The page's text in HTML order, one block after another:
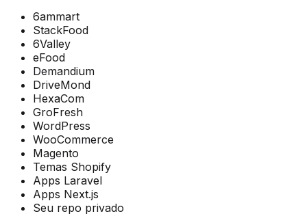
6ammart
StackFood
6Valley
eFood
Demandium
DriveMond
HexaCom
GroFresh
WordPress
WooCommerce
Magento
Temas Shopify
Apps Laravel
Apps Next.js
Seu repo privado